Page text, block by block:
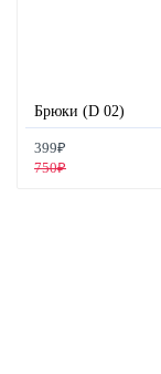
Брюки (D 02)
399₽
750₽